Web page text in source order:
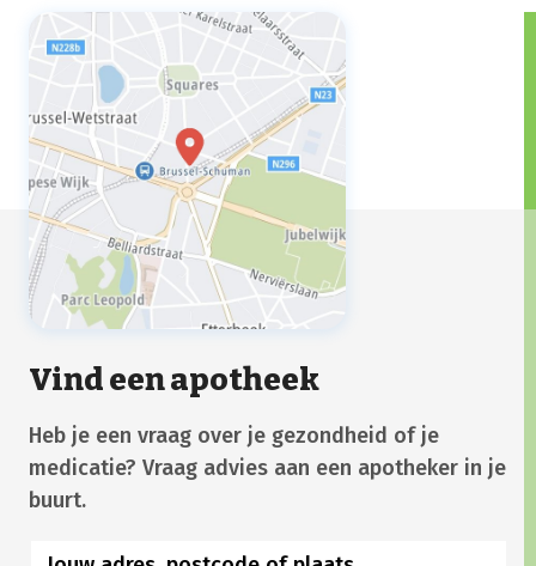
Vind een apotheek
Heb je een vraag over je gezondheid of je
medicatie? Vraag advies aan een apotheker in je
buurt.